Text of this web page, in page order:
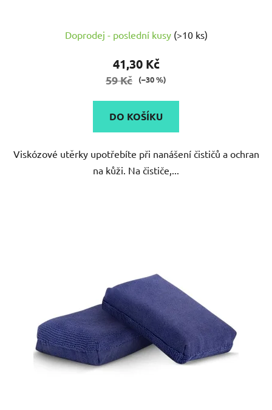
hodnocení
produktu
5
Doprodej - poslední kusy (>10 ks)
41,30 Kč
59 Kč (–30 %)
DO KOŠÍKU
Viskózové utěrky upotřebíte při nanášení čističů a ochran
na kůži. Na čističe,...